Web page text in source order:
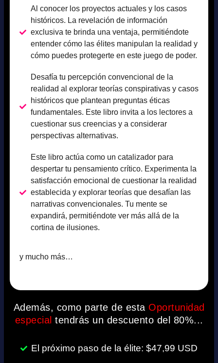
Al conocer los proyectos actuales y los casos
históricos. La revelación de información
exclusiva te brinda una ventaja, permitiéndote
entender cómo las élites manipulan la realidad y
cómo puedes protegerte en este juego de poder.
Desafía tu percepción convencional de la
realidad al explorar teorías conspirativas y casos
históricos que plantean preguntas éticas
fundamentales. Este libro invita a los lectores a
cuestionar sus creencias y a considerar
perspectivas alternativas.
Este libro actúa como un catalizador para
despertar tu pensamiento crítico. Experimenta la
satisfacción emocional de cuestionar la realidad
establecida y explorar teorías que desafían las
narrativas convencionales. Tu mente se
expandirá, permitiéndote ver más allá de la
cortina de ilusiones.
y mucho más…
Además, como parte de esta Oportunidad
especial tendrás un descuento del 80%...
El próximo paso de la élite: $47,99 USD